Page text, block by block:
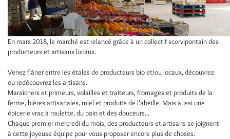
En mars 2018, le marché est relancé grâce à un collectif scorvipontain des
producteurs et artisans locaux.
Venez flâner entre les étales de producteurs bio et/ou locaux, découvrez
ou redécouvrez les artisans.
Maraîchers et primeurs, volailles et traiteurs, fromages et produits de la
ferme, bières artisanales, miel et produits de l'abeille. Mais aussi une
épicerie vrac à roulette, du pain et des douceurs...
Chaque premier mercredi du mois, des producteurs et artisans se joignent
à cette joyeuse équipe pour vous proposer encore plus de choses.